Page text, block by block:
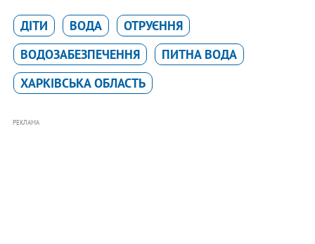
ДІТИ ВОДА
ОТРУЄННЯ
ВОДОЗАБЕЗПЕЧЕННЯ
ПИТНА ВОДА
ХАРКІВСЬКА ОБЛАСТЬ
РЕКЛАМА